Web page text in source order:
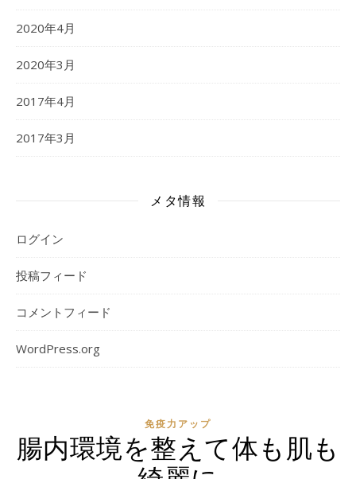
2020年4月
2020年3月
2017年4月
2017年3月
メタ情報
ログイン
投稿フィード
コメントフィード
WordPress.org
免疫力アップ
腸内環境を整えて体も肌も